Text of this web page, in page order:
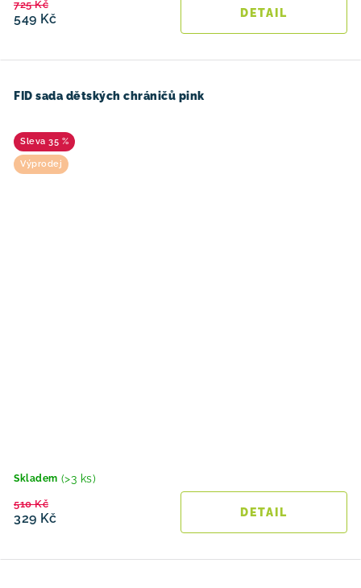
549 Kč
725 Kč
FID sada dětských chráničů pink
35 %
Výprodej
Skladem (>3 ks)
329 Kč
510 Kč